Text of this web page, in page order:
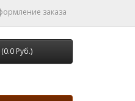
заказа
Руб.)